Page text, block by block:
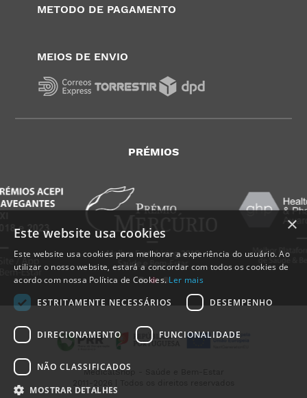
METODO DE PAGAMENTO
MEIOS DE ENVIO
PRÉMIOS
MedicalShop - Saúde e Bem-Estar
×
Este website usa cookies
Este website usa cookies para melhorar a experiência do usuário. Ao
utilizar o nosso website, estará a concordar com todos os cookies de
acordo com nossa Política de Cookies. Ler mais
ESTRITAMENTE NECESSÁRIOS
DESEMPENHO
DIRECIONAMENTO FUNCIONALIDADE
NÃO CLASSIFICADOS
MOSTRAR DETALHES